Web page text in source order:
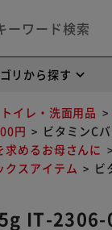
リから探す
イレ・洗面用品
円
ビタミンC
求めるお母さんに
クスアイテム ビ
IT-2306-